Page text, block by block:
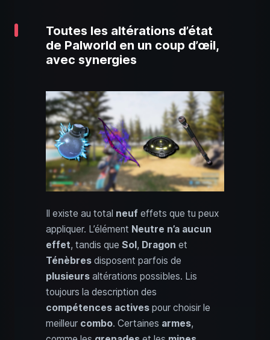
Toutes les altérations d’état
de Palworld en un coup d’œil,
avec synergies
Il existe au total neuf effets que tu peux
appliquer. L’élément Neutre n’a aucun
effet, tandis que Sol , Dragon et
Ténèbres disposent parfois de
plusieurs altérations possibles. Lis
toujours la description des
compétences actives pour choisir le
meilleur combo. Certaines armes,